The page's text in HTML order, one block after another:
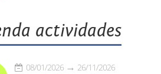
actividades
08/01/2026 26/11/2026